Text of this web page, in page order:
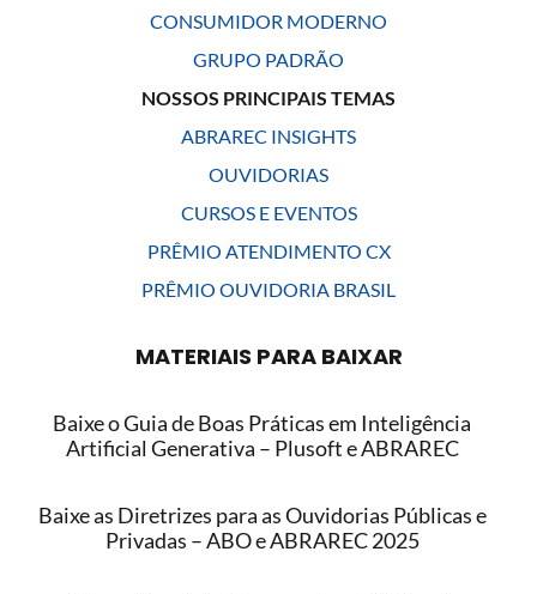
CONSUMIDOR MODERNO
GRUPO PADRÃO
NOSSOS PRINCIPAIS TEMAS
ABRAREC INSIGHTS
OUVIDORIAS
CURSOS E EVENTOS
PRÊMIO ATENDIMENTO CX
PRÊMIO OUVIDORIA BRASIL
MATERIAIS PARA BAIXAR
Baixe o Guia de Boas Práticas em Inteligência
Artificial Generativa – Plusoft e ABRAREC
Baixe as Diretrizes para as Ouvidorias Públicas e
Privadas – ABO e ABRAREC 2025